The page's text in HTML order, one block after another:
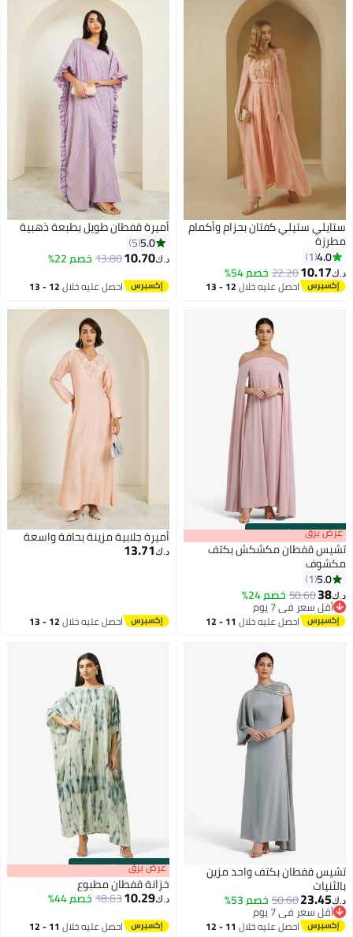
ستايلي ستيلي كفتان بحزام وأكمام
مطرزة
4.0
1
د.ك‏10.17
22.20خصم 54%
احصل عليه خلال 12 - 13
5
أميرة قفطان طويل بطبعة ذهبية
5.0
5
د.ك‏10.70
13.80خصم 22%
احصل عليه خلال 12 - 13
00m:00s
·باقي 100% عرض برق
تشيس قفطان مكشكش بكتف
مكشوف
5.0
1
د.ك‏38
50.60خصم 24%
أقل سعر في 7 يوم
أقل سعر في 7 يوماحصل عليه خلال 11 - 12
أميرة جلابية مزينة بحافة واسعة
د.ك‏13.71
احصل عليه خلال 12 - 13
تشيس قفطان بكتف واحد مزين
بالثنيات
د.ك‏23.45
50.60خصم 53%
أقل سعر في 7 يوم
أقل سعر في 7 يوماحصل عليه خلال 11 - 12
00m:00s
·باقي 100% عرض برق
خزانة قفطان مطبوع
د.ك‏10.29
18.63خصم 44%
احصل عليه خلال 11 - 12